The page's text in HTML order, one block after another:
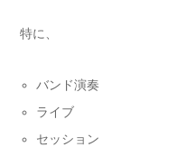
特に、
バンド演奏
ライブ
セッション